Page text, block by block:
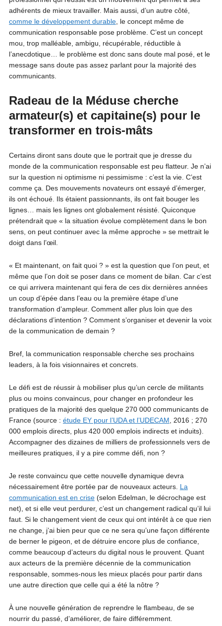
adhérents de mieux travailler. Mais aussi, d’un autre côté,
comme le développement durable, le concept même de
communication responsable pose problème. C’est un concept
mou, trop malléable, ambigu, récupérable, réductible à
l’anecdotique… le problème est donc sans doute mal posé, et le
message sans doute pas assez parlant pour la majorité des
communicants.
Radeau de la Méduse cherche
armateur(s) et capitaine(s) pour le
transformer en trois-mâts
Certains diront sans doute que le portrait que je dresse du
monde de la communication responsable est peu flatteur. Je n’ai
sur la question ni optimisme ni pessimisme : c’est la vie. C’est
comme ça. Des mouvements novateurs ont essayé d’émerger,
ils ont échoué. Ils étaient passionnants, ils ont fait bouger les
lignes… mais les lignes ont globalement résisté. Quiconque
prétendrait que « la situation évolue complètement dans le bon
sens, on peut continuer avec la même approche » se mettrait le
doigt dans l’œil.
« Et maintenant, on fait quoi ? » est la question que l’on peut, et
même que l’on doit se poser dans ce moment de bilan. Car c’est
ce qui arrivera maintenant qui fera de ces dix dernières années
un coup d’épée dans l’eau ou la première étape d’une
transformation d’ampleur. Comment aller plus loin que des
déclarations d’intention ? Comment s’organiser et devenir la voix
de la communication de demain ?
Bref, la communication responsable cherche ses prochains
leaders, à la fois visionnaires et concrets.
Le défi est de réussir à mobiliser plus qu’un cercle de militants
plus ou moins convaincus, pour changer en profondeur les
pratiques de la majorité des quelque 270 000 communicants de
France (source : étude EY pour l’UDA et l’UDECAM , 2016 ; 270
000 emplois directs, plus 420 000 emplois indirects et induits).
Accompagner des dizaines de milliers de professionnels vers de
meilleures pratiques, il y a pire comme défi, non ?
Je reste convaincu que cette nouvelle dynamique devra
nécessairement être portée par de nouveaux acteurs. La
communication est en crise(selon Edelman, le décrochage est
net), et si elle veut perdurer, c’est un changement radical qu’il lui
faut. Si le changement vient de ceux qui ont intérêt à ce que rien
ne change, j’ai bien peur que ce ne sera qu’une façon différente
de berner le pigeon, et de détruire encore plus de confiance,
comme beaucoup d’acteurs du digital nous le prouvent. Quant
aux acteurs de la première décennie de la communication
responsable, sommes-nous les mieux placés pour partir dans
une autre direction que celle qui a été la nôtre ?
À une nouvelle génération de reprendre le flambeau, de se
nourrir du passé, d’améliorer, de faire différemment.